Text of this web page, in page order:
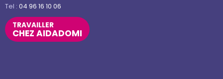
Tel : 04 96 16 10 06
TRAVAILLER
CHEZ AIDADOMI